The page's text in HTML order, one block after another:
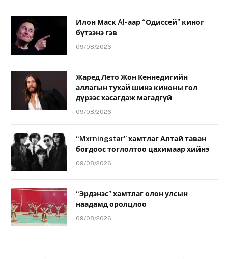
Илон Маск AI-аар “Одиссей” киног
бүтээнэ гэв
09/08/2026
Жаред Лето Жон Кеннедигийн
аллагын тухай шинэ киноны гол
дүрээс хасагдаж магадгүй
09/08/2026
“Mxrningstar” хамтлаг Алтай таван
богдоос тоглолтоо цахимаар хийнэ
09/08/2026
“Эрдэнэс” хамтлаг олон улсын
наадамд оролцлоо
09/08/2026